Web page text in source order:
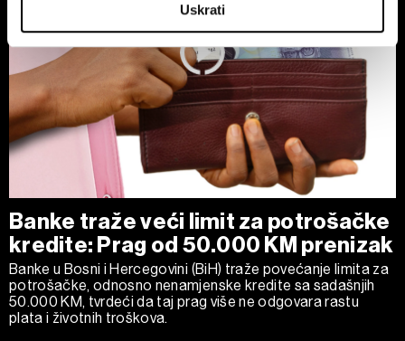
specific characteristics (fingerprinting)
Find out more about how your personal data is processed
and set your preferences in thedetails section.
Zajednički voditelji obrade su HD-WIN ARENA SPORT
d.o.o. iPartneri. Više o podacima koje obrađujemo kao i
o vašim pravima pročitajte u našojPolitici privatnosti, a
o kolačićima i drugim sličnim tehnologijama uPolitici
. Kolačiće u bilo kojem trenutku možete ponovno
ažurirati klikom na „Prikaži detalje“. Privolu možete u bilo
kojem trenutku povući bez negativnih posljedica.
Uskrati
Banke traže veći limit za potrošačke
kredite: Prag od 50.000 KM prenizak
Banke u Bosni i Hercegovini (BiH) traže povećanje limita za
potrošačke, odnosno nenamjenske kredite sa sadašnjih
50.000 KM, tvrdeći da taj prag više ne odgovara rastu
plata i životnih troškova.